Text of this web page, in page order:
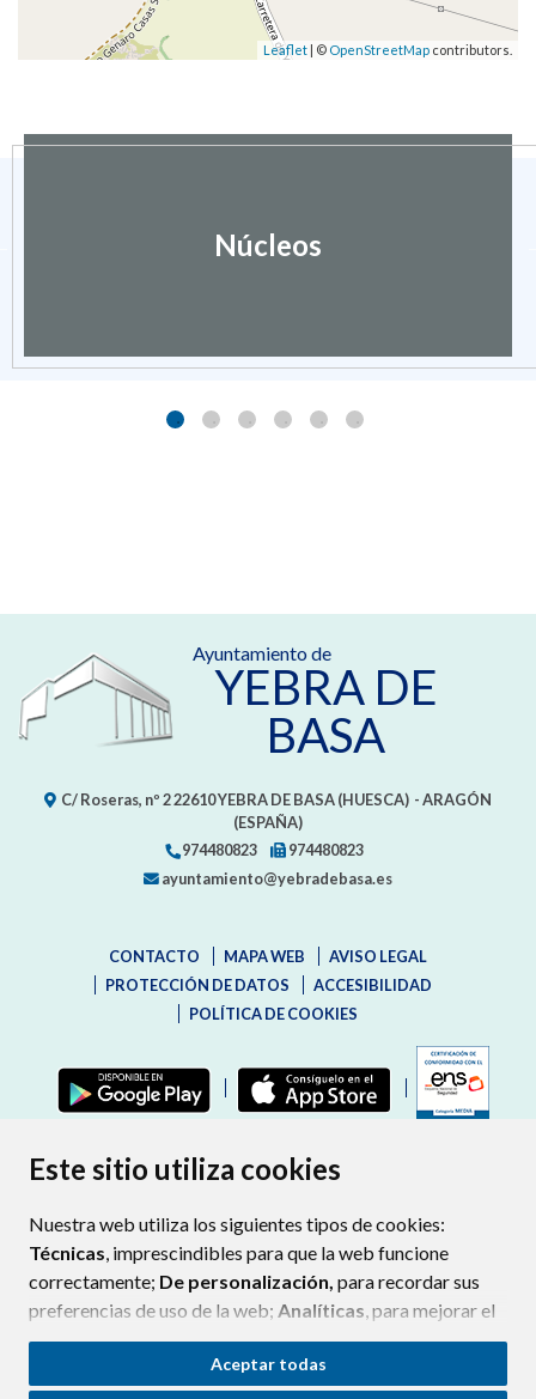
Este sitio utiliza cookies
Nuestra web utiliza los siguientes tipos de cookies:
Técnicas, imprescindibles para que la web funcione
correctamente; De personalización, para recordar sus
preferencias de uso de la web; Analíticas, para mejorar el
funcionamiento de la web y sus servicios.
Si acepta pulsando el botón“Aceptar todas”
Aceptar todas
Leaflet | © OpenStreetMap contributors.
Núcleos
Ayuntamiento de
YEBRA DE
BASA
C/ Roseras, nº 222610YEBRA DE BASA (HUESCA) - ARAGÓN
(ESPAÑA)
974480823
974480823
ayuntamiento@yebradebasa.es
CONTACTO MAPA WEB
AVISO LEGAL
PROTECCIÓN DE DATOS
ACCESIBILIDAD
POLÍTICA DE COOKIES